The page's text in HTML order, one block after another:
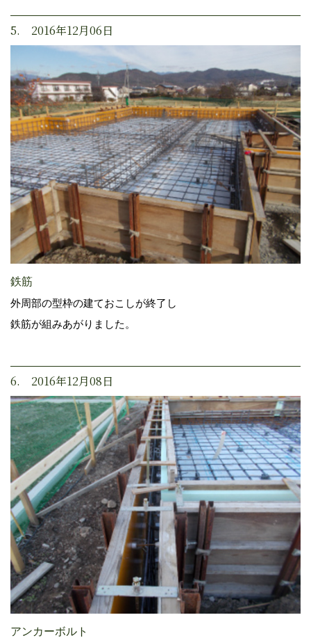
5. 2016年12月06日
鉄筋
外周部の型枠の建ておこしが終了し
鉄筋が組みあがりました。
6. 2016年12月08日
アンカーボルト